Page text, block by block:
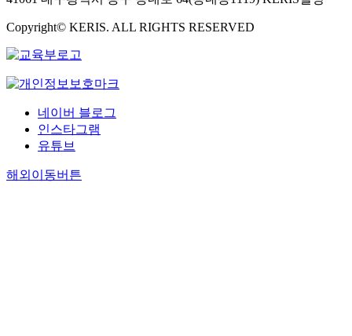
Copyright© KERIS. ALL RIGHTS RESERVED
네이버 블로그
인스타그램
유튜브
해외이동버튼